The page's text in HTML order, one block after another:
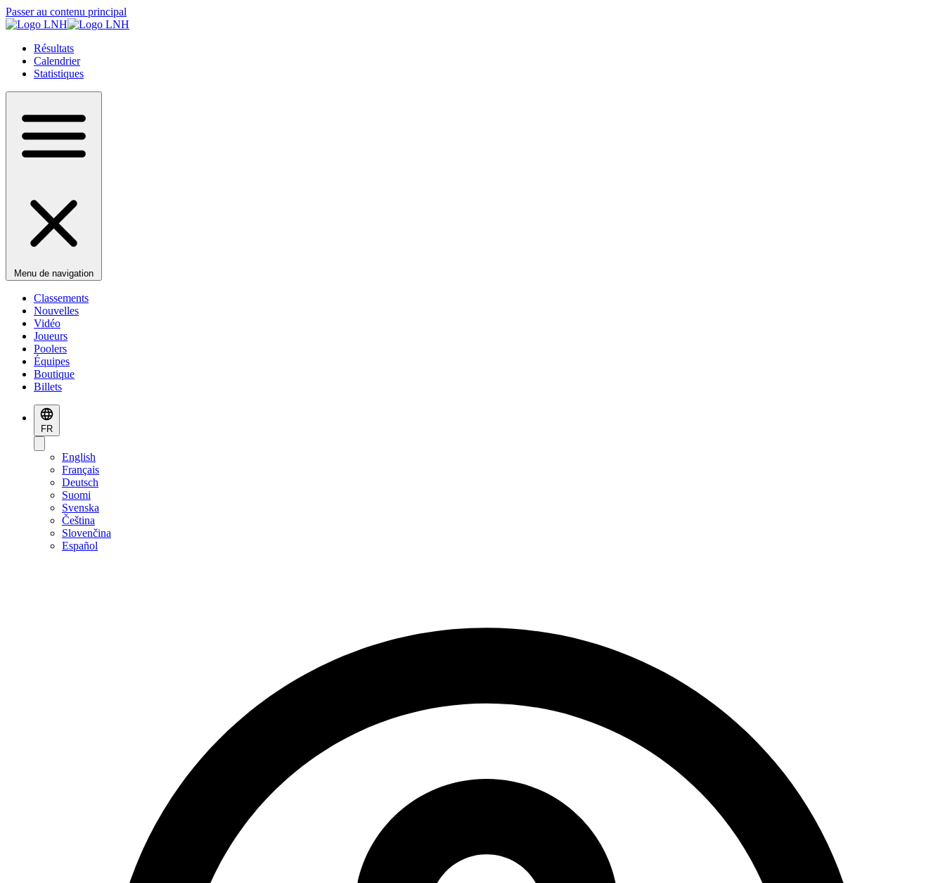
Passer au contenu principal
Résultats
Calendrier
Statistiques
Menu de navigation
Classements
Nouvelles
Vidéo
Joueurs
Poolers
Équipes
Boutique
Billets
FR
English
Français
Deutsch
Suomi
Svenska
Čeština
Slovenčina
Español